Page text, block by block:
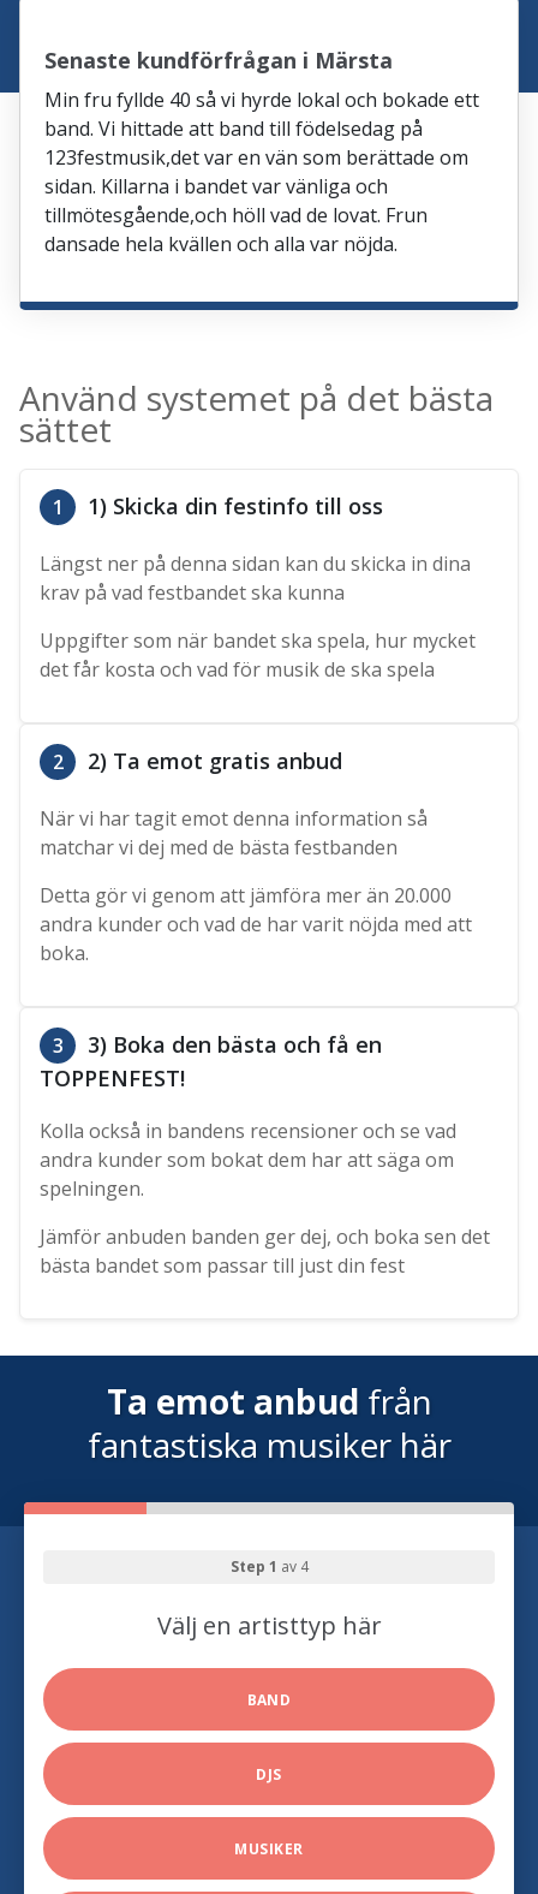
Senaste kundförfrågan i Märsta
Min fru fyllde 40 så vi hyrde lokal och bokade ett
band. Vi hittade att band till födelsedag på
123festmusik,det var en vän som berättade om
sidan. Killarna i bandet var vänliga och
tillmötesgående,och höll vad de lovat. Frun
dansade hela kvällen och alla var nöjda.
Använd systemet på det bästa
sättet
1 1) Skicka din festinfo till oss
Längst ner på denna sidan kan du skicka in dina
krav på vad festbandet ska kunna
Uppgifter som när bandet ska spela, hur mycket
det får kosta och vad för musik de ska spela
2 2) Ta emot gratis anbud
När vi har tagit emot denna information så
matchar vi dej med de bästa festbanden
Detta gör vi genom att jämföra mer än 20.000
andra kunder och vad de har varit nöjda med att
boka.
3
3) Boka den bästa och få en
TOPPENFEST!
Kolla också in bandens recensioner och se vad
andra kunder som bokat dem har att säga om
spelningen.
Jämför anbuden banden ger dej, och boka sen det
bästa bandet som passar till just din fest
Ta emot anbud från
fantastiska musiker här
Step 1 av 4
Välj en artisttyp här
BAND
DJS
MUSIKER